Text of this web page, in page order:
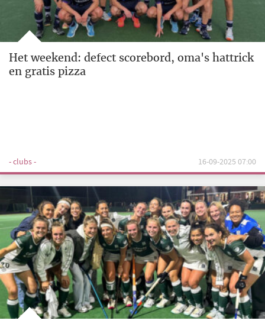
Het weekend: defect scorebord, oma's hattrick
en gratis pizza
- clubs - 16-09-2025 07:00